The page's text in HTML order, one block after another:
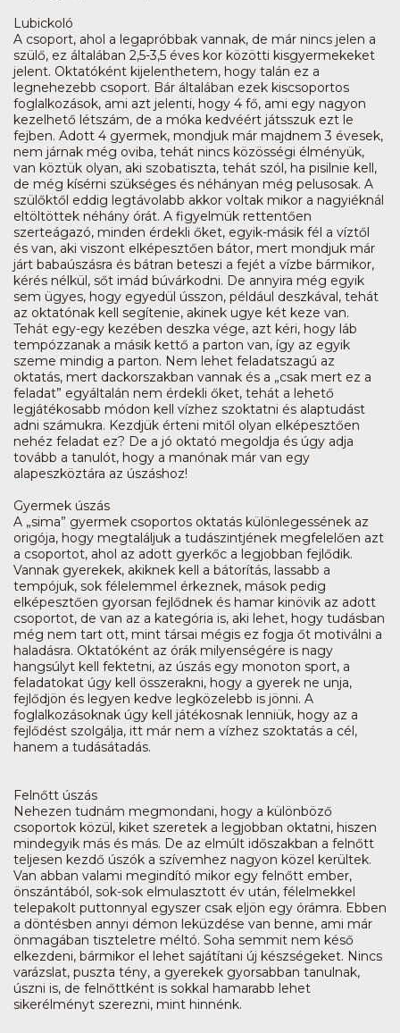
Lubickoló
A csoport, ahol a legapróbbak vannak, de már nincs jelen a
szülő, ez általában 2,5-3,5 éves kor közötti kisgyermekeket
jelent. Oktatóként kijelenthetem, hogy talán ez a
legnehezebb csoport. Bár általában ezek kiscsoportos
foglalkozások, ami azt jelenti, hogy 4 fő, ami egy nagyon
kezelhető létszám, de a móka kedvéért játsszuk ezt le
fejben. Adott 4 gyermek, mondjuk már majdnem 3 évesek,
nem járnak még oviba, tehát nincs közösségi élményük,
van köztük olyan, aki szobatiszta, tehát szól, ha pisilnie kell,
de még kísérni szükséges és néhányan még pelusosak. A
szülőktől eddig legtávolabb akkor voltak mikor a nagyiéknál
eltöltöttek néhány órát. A figyelmük rettentően
szerteágazó, minden érdekli őket, egyik-másik fél a víztől
és van, aki viszont elképesztően bátor, mert mondjuk már
járt babaúszásra és bátran beteszi a fejét a vízbe bármikor,
kérés nélkül, sőt imád búvárkodni. De annyira még egyik
sem ügyes, hogy egyedül ússzon, például deszkával, tehát
az oktatónak kell segítenie, akinek ugye két keze van.
Tehát egy-egy kezében deszka vége, azt kéri, hogy láb
tempózzanak a másik kettő a parton van, így az egyik
szeme mindig a parton. Nem lehet feladatszagú az
oktatás, mert dackorszakban vannak és a „csak mert ez a
feladat” egyáltalán nem érdekli őket, tehát a lehető
legjátékosabb módon kell vízhez szoktatni és alaptudást
adni számukra. Kezdjük érteni mitől olyan elképesztően
nehéz feladat ez? De a jó oktató megoldja és úgy adja
tovább a tanulót, hogy a manónak már van egy
alapeszköztára az úszáshoz!
Gyermek úszás
A „sima” gyermek csoportos oktatás különlegessének az
origója, hogy megtaláljuk a tudászintjének megfelelően azt
a csoportot, ahol az adott gyerkőc a legjobban fejlődik.
Vannak gyerekek, akiknek kell a bátorítás, lassabb a
tempójuk, sok félelemmel érkeznek, mások pedig
elképesztően gyorsan fejlődnek és hamar kinövik az adott
csoportot, de van az a kategória is, aki lehet, hogy tudásban
még nem tart ott, mint társai mégis ez fogja őt motiválni a
haladásra. Oktatóként az órák milyenségére is nagy
hangsúlyt kell fektetni, az úszás egy monoton sport, a
feladatokat úgy kell összerakni, hogy a gyerek ne unja,
fejlődjön és legyen kedve legközelebb is jönni. A
foglalkozásoknak úgy kell játékosnak lenniük, hogy az a
fejlődést szolgálja, itt már nem a vízhez szoktatás a cél,
hanem a tudásátadás.
Felnőtt úszás
Nehezen tudnám megmondani, hogy a különböző
csoportok közül, kiket szeretek a legjobban oktatni, hiszen
mindegyik más és más. De az elmúlt időszakban a felnőtt
teljesen kezdő úszók a szívemhez nagyon közel kerültek.
Van abban valami megindító mikor egy felnőtt ember,
önszántából, sok-sok elmulasztott év után, félelmekkel
telepakolt puttonnyal egyszer csak eljön egy órámra. Ebben
a döntésben annyi démon leküzdése van benne, ami már
önmagában tiszteletre méltó. Soha semmit nem késő
elkezdeni, bármikor el lehet sajátítani új készségeket. Nincs
varázslat, puszta tény, a gyerekek gyorsabban tanulnak,
úszni is, de felnőttként is sokkal hamarabb lehet
sikerélményt szerezni, mint hinnénk.